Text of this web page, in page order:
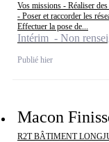
Vos missions - Réaliser
- Poser et raccorder les
Effectuer la pose de...
Intérim - Non
Publié hier
Macon
R2T BÂTIMENT